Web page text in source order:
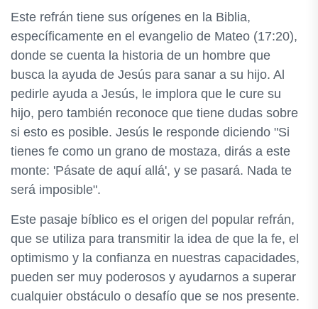
Este refrán tiene sus orígenes en la Biblia,
específicamente en el evangelio de Mateo (17:20),
donde se cuenta la historia de un hombre que
busca la ayuda de Jesús para sanar a su hijo. Al
pedirle ayuda a Jesús, le implora que le cure su
hijo, pero también reconoce que tiene dudas sobre
si esto es posible. Jesús le responde diciendo "Si
tienes fe como un grano de mostaza, dirás a este
monte: 'Pásate de aquí allá', y se pasará. Nada te
será imposible".
Este pasaje bíblico es el origen del popular refrán,
que se utiliza para transmitir la idea de que la fe, el
optimismo y la confianza en nuestras capacidades,
pueden ser muy poderosos y ayudarnos a superar
cualquier obstáculo o desafío que se nos presente.